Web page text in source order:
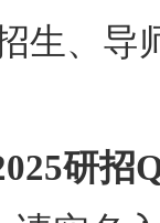
生、导
研招